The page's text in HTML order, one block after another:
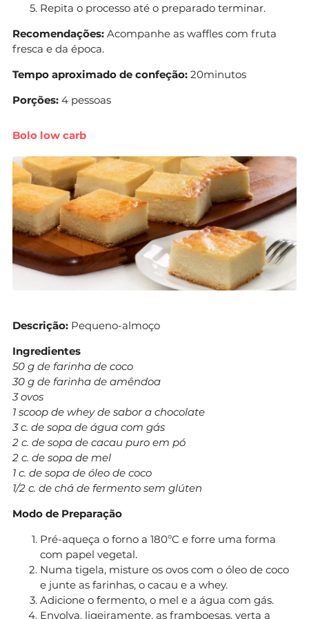
Repita o processo até o preparado terminar.
Recomendações: Acompanhe as waffles com fruta
fresca e da época.
Tempo aproximado de confeção: 20minutos
Porções: 4 pessoas
Bolo low carb
Descrição: Pequeno-almoço
Ingredientes
50 g de farinha de coco
30 g de farinha de amêndoa
3 ovos
1 scoop de whey de sabor a chocolate
3 c. de sopa de água com gás
2 c. de sopa de cacau puro em pó
2 c. de sopa de mel
1 c. de sopa de óleo de coco
1/2 c. de chá de fermento sem glúten
Modo de Preparação
Pré-aqueça o forno a 180ºC e forre uma forma
com papel vegetal.
Numa tigela, misture os ovos com o óleo de coco
e junte as farinhas, o cacau e a whey.
Adicione o fermento, o mel e a água com gás.
Envolva, ligeiramente, as framboesas, verta a